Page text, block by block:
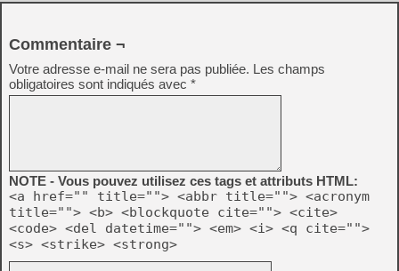
Commentaire ¬
Votre adresse e-mail ne sera pas publiée. Les champs
obligatoires sont indiqués avec *
NOTE - Vous pouvez utilisez ces tags et attributs HTML:
<a href="" title=""> <abbr title=""> <acronym
title=""> <b> <blockquote cite=""> <cite>
<code> <del datetime=""> <em> <i> <q cite="">
<s> <strike> <strong>